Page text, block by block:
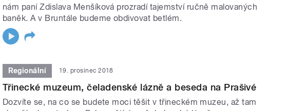
nám paní Zdislava Menšíková prozradí tajemství ručně malovaných
baněk. A v Bruntále budeme obdivovat betlém.
Regionální 19. prosinec 2018
Třinecké muzeum, čeladenské lázně a beseda na Prašivé
Dozvíte se, na co se budete moci těšit v třineckém muzeu, až tam